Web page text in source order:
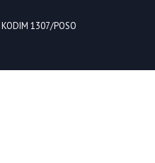
KODIM 1307/POSO